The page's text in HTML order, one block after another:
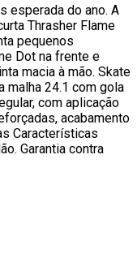
esperada do ano. A
Thrasher Flame
pequenos
Dot na frente e
macia à mão. Skate
malha 24.1 com gola
com aplicação
acabamento
Características
Garantia contra